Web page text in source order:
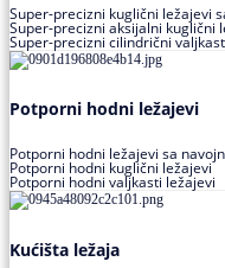
Super-precizni kuglični ležajevi
Super-precizni aksijalni kuglični
Super-precizni cilindrični
Potporni hodni ležajevi
Potporni hodni ležajevi sa
Potporni hodni kuglični ležajevi
Potporni hodni valjkasti ležajevi
Kućišta ležaja